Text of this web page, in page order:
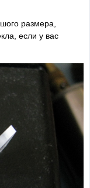
размера,
если у вас